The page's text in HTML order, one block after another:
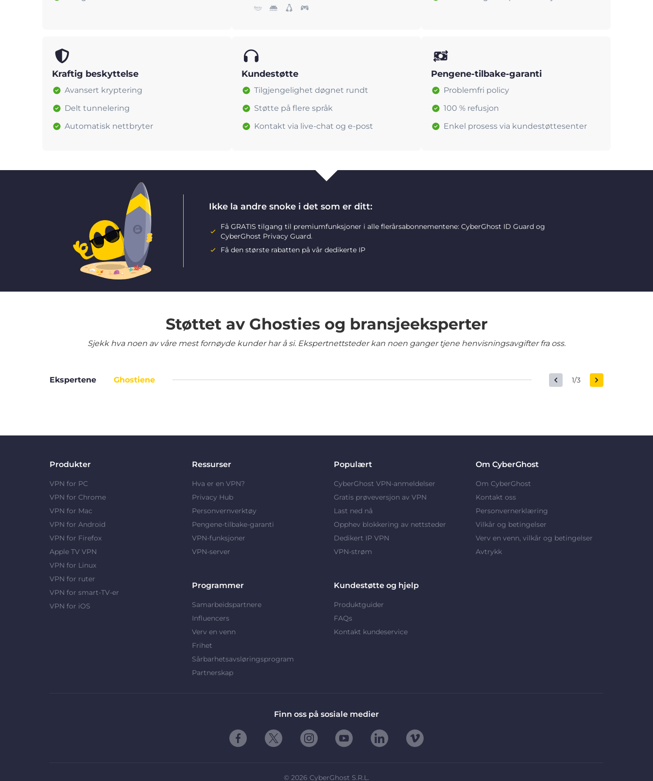
Kraftig beskyttelse
Avansert kryptering
Delt tunnelering
Automatisk nettbryter
Kundestøtte
Tilgjengelighet døgnet rundt
Støtte på flere språk
Kontakt via live-chat og e-post
Pengene-tilbake-garanti
Problemfri policy
100 % refusjon
Enkel prosess via kundestøttesenter
Ikke la andre snoke i det som er ditt:
Få GRATIS tilgang til premiumfunksjoner i alle flerårsabonnementene: CyberGhost ID Guard og
CyberGhost Privacy Guard.
Få den største rabatten på vår dedikerte IP
Støttet av Ghosties og bransjeeksperter
Sjekk hva noen av våre mest fornøyde kunder har å si. Ekspertnettsteder kan noen ganger tjene henvisningsavgifter fra oss.
Ekspertene Ghostiene 1/3
Produkter
VPN for PC
VPN for Chrome
VPN for Mac
VPN for Android
VPN for Firefox
Apple TV VPN
VPN for Linux
VPN for ruter
VPN for smart-TV-er
VPN for iOS
Ressurser
Hva er en VPN?
Privacy Hub
Personvernverktøy
Pengene-tilbake-garanti
VPN-funksjoner
VPN-server
Populært
CyberGhost VPN-anmeldelser
Gratis prøveversjon av VPN
Last ned nå
Opphev blokkering av nettsteder
Dedikert IP VPN
VPN-strøm
Om CyberGhost
Om CyberGhost
Kontakt oss
Personvernerklæring
Vilkår og betingelser
Verv en venn, vilkår og betingelser
Avtrykk
Programmer
Samarbeidspartnere
Influencers
Verv en venn
Frihet
Sårbarhetsavsløringsprogram
Partnerskap
Kundestøtte og hjelp
Produktguider
FAQs
Kontakt kundeservice
Finn oss på sosiale medier
© 2026 CyberGhost S.R.L.